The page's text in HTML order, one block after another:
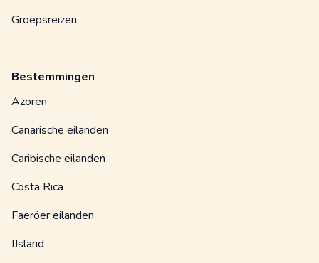
Groepsreizen
Bestemmingen
Azoren
Canarische eilanden
Caribische eilanden
Costa Rica
Faeröer eilanden
IJsland